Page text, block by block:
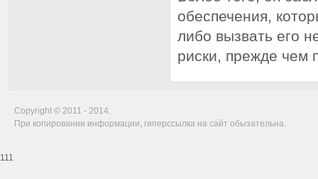
обеспечения,
либо вызвать его
риски, прежде чем
Copyright © 2011 - 2014.
При копировании информации, гиперссылка на сайт обызательна.
111